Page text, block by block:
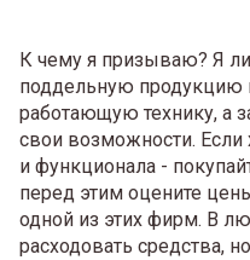
К чему я призываю? Я
поддельную продукцию
работающую технику, а
свои возможности. Если
и функционала -
перед этим оцените
одной из этих фирм. В
расходовать средства,